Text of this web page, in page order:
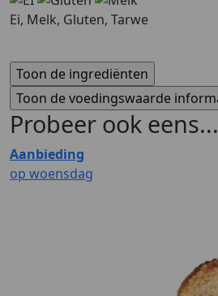
Ei, Melk, Gluten, Tarwe
Probeer ook eens...
Aanbieding
op woensdag